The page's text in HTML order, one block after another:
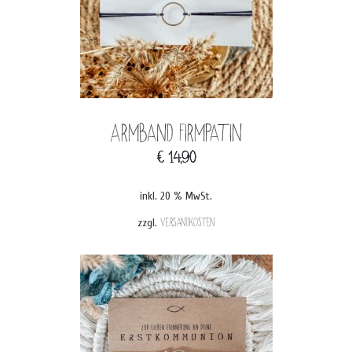
Armband Firmpatin
€ 14,90
inkl. 20 % MwSt.
zzgl. Versandkosten